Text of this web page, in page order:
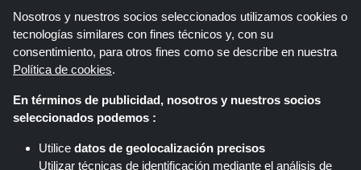
Shoppingspout.com/es es un sitio web que presenta ofertas, descuentos y
cupones; Estas ofertas u ofertas están disponibles a través de diferentes
cuando usted realiza una compra a través de estos enlaces,
Shoppingspout.com/es gana comisiones únicamente a través de estos
Nosotros y nuestros socios seleccionados utilizamos cookies o
tecnologías similares con fines técnicos y, con su
consentimiento, para otros fines como se describe en nuestra
Política de cookies.
En términos de publicidad, nosotros y nuestros socios
seleccionados podemos :
Utilice datos de geolocalización precisos
Utilizar técnicas de identificación mediante el análisis de